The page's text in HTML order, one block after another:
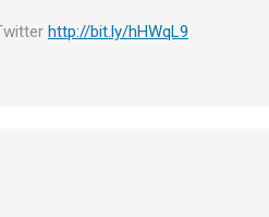
http://bit.ly/hHWqL9